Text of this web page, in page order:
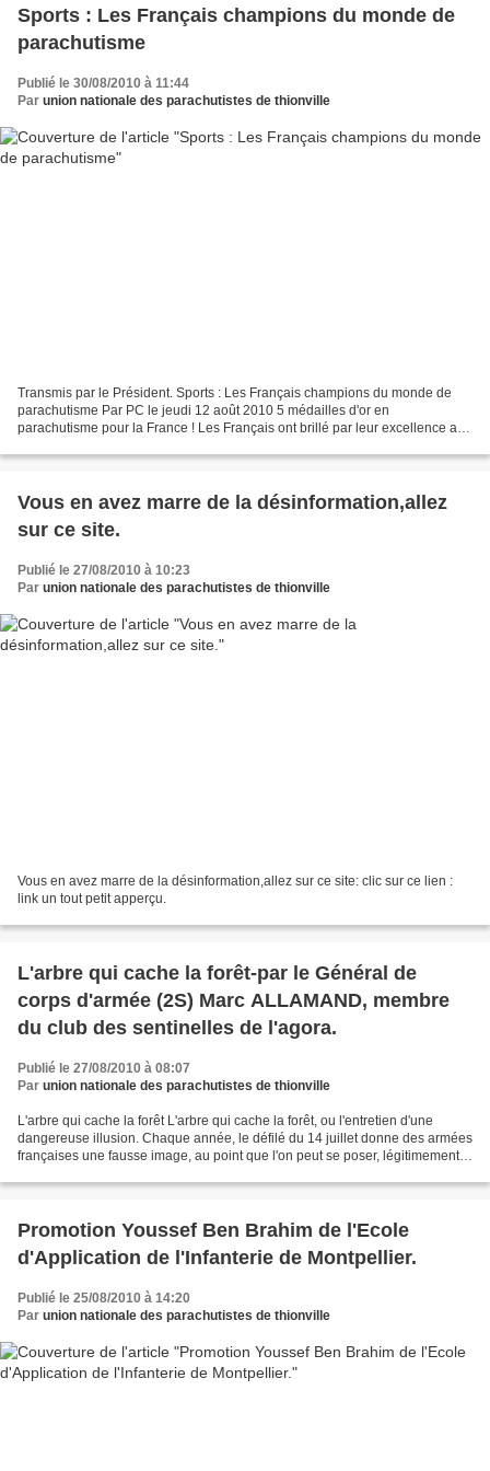
Sports : Les Français champions du monde de
parachutisme
Publié le 30/08/2010 à 11:44
Par union nationale des parachutistes de thionville
Transmis par le Président. Sports : Les Français champions du monde de
parachutisme Par PC le jeudi 12 août 2010 5 médailles d'or en
parachutisme pour la France ! Les Français ont brillé par leur excellence au
Vous en avez marre de la désinformation,allez
sur ce site.
Publié le 27/08/2010 à 10:23
Par union nationale des parachutistes de thionville
Vous en avez marre de la désinformation,allez sur ce site: clic sur ce lien :
link un tout petit apperçu.
L'arbre qui cache la forêt-par le Général de
corps d'armée (2S) Marc ALLAMAND, membre
du club des sentinelles de l'agora.
Publié le 27/08/2010 à 08:07
Par union nationale des parachutistes de thionville
L'arbre qui cache la forêt L'arbre qui cache la forêt, ou l'entretien d'une
dangereuse illusion. Chaque année, le défilé du 14 juillet donne des armées
françaises une fausse image, au point que l'on peut se poser, légitimement,
Promotion Youssef Ben Brahim de l'Ecole
d'Application de l'Infanterie de Montpellier.
Publié le 25/08/2010 à 14:20
Par union nationale des parachutistes de thionville